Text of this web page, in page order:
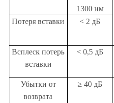
1300 нм
Потеря вставки < 2 дБ
Всплеск потерь
вставки
< 0,5 дБ
Убытки от
возврата
≥ 40 дБ